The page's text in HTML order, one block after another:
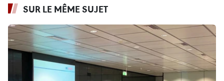
SUR LE MÊME SUJET